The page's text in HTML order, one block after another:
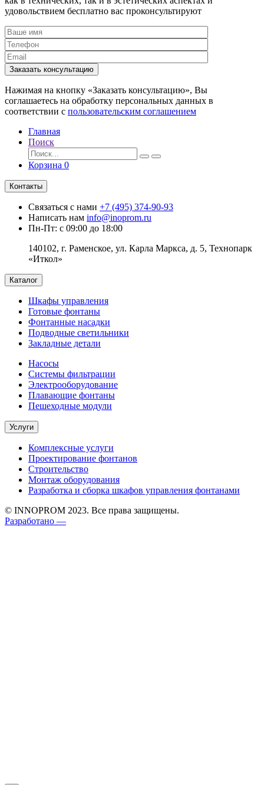
удовольствием бесплатно вас проконсультируют
Заказать консультацию
Нажимая на кнопку «Заказать консультацию», Вы
соглашаетесь на обработку персональных данных в
соответствии с пользовательским соглашением
Главная
Поиск
Корзина 0
Контакты
Связаться с нами +7 (495) 374-90-93
Написать нам info@inoprom.ru
Пн-Пт: с 09:00 до 18:00
140102, г. Раменское, ул. Карла Маркса, д. 5, Технопарк
«Иткол»
Каталог
Шкафы управления
Готовые фонтаны
Фонтанные насадки
Подводные светильники
Закладные детали
Насосы
Системы фильтрации
Электрооборудование
Плавающие фонтаны
Пешеходные модули
Услуги
Комплексные услуги
Проектирование фонтанов
Строительство
Монтаж оборудования
Разработка и сборка шкафов управления фонтанами
© INNOPROM 2023. Все права защищены.
Разработано —